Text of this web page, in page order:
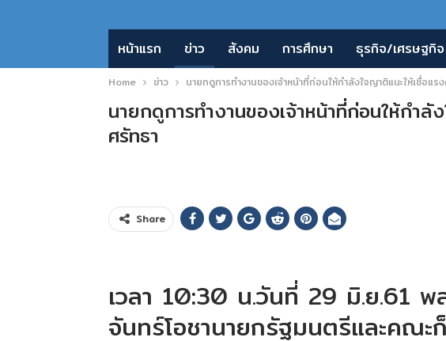
หน้าแรก ข่าว สังคม การศึกษา ธุรกิจ/เศรษฐกิจ
Home ข่าว นายกดูการทำงานของเจ้าหน้าที่ก่อนให้กำลังใจญาติแนะให้เชื่อแร
นายกดูการทำงานของเจ้าหน้าที่ก่อนให้กำลั
ศรัทธา
Share
เวลา 10:30 น.วันที่ 29 มิ.ย.61 พ
จันทร์โอชานายกรัฐมนตรีและคณะ